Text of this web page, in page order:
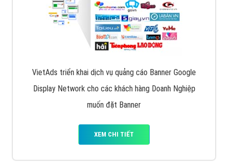
VietAds triển khai dịch vụ quảng cáo Banner Google
Display Network cho các khách hàng Doanh Nghiệp
muốn đặt Banner
XEM CHI TIẾT